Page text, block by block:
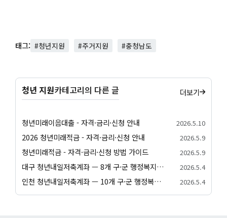
태그: #청년지원 #주거지원 #충청남도
청년 지원카테고리의 다른 글 더보기
청년미래이음대출 - 자격·금리·신청 안내 2026.5.10
2026 청년미래적금 - 자격·금리·신청 안내 2026.5.9
청년미래적금 - 자격·금리·신청 방법 가이드 2026.5.9
대구 청년내일저축계좌 — 8개 구·군 행정복지센터 신청 방법 2026.5.4
인천 청년내일저축계좌 — 10개 구·군 행정복지센터 신청 방법 2026.5.4